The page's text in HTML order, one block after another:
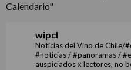
Calendario"
wipcl
Noticias del Vino de Chile/
#noticias / #panoramas /
auspiciados x lectores, no